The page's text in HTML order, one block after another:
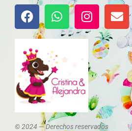
© 2024 — Derechos reservados